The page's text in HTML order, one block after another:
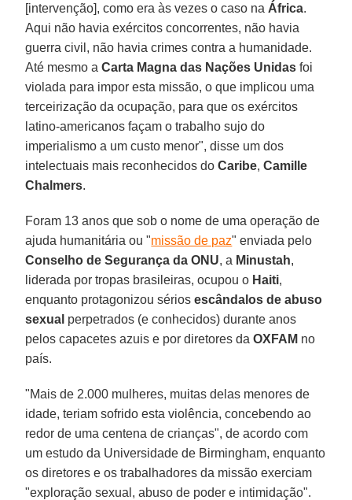
[intervenção], como era às vezes o caso na África.
Aqui não havia exércitos concorrentes, não havia
guerra civil, não havia crimes contra a humanidade.
Até mesmo aCarta Magna das Nações Unidas foi
violada para impor esta missão, o que implicou uma
terceirização da ocupação, para que os exércitos
latino-americanos façam o trabalho sujo do
imperialismo a um custo menor", disse um dos
intelectuais mais reconhecidos doCaribe,Camille
Chalmers.
Foram 13 anos que sob o nome de uma operação de
ajuda humanitária ou "missão de paz" enviada pelo
Conselho de Segurança da ONU, a Minustah,
liderada por tropas brasileiras, ocupou o Haiti,
enquanto protagonizou sériosescândalos de abuso
sexual perpetrados (e conhecidos) durante anos
pelos capacetes azuis e por diretores daOXFAM no
país.
"Mais de 2.000 mulheres, muitas delas menores de
idade, teriam sofrido esta violência, concebendo ao
redor de uma centena de crianças", de acordo com
um estudo da Universidade de Birmingham, enquanto
os diretores e os trabalhadores da missão exerciam
"exploração sexual, abuso de poder e intimidação".